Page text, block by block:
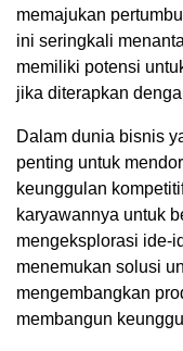
memajukan
ini seringkali
memiliki potensi
jika diterapkan
Dalam dunia bisnis
penting untuk
keunggulan
karyawannya untuk
mengeksplorasi ide-
menemukan solusi
mengembangkan
membangun